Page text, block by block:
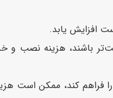
افزایش یابد.
باشند، هزینه نصب و
کند، ممکن است